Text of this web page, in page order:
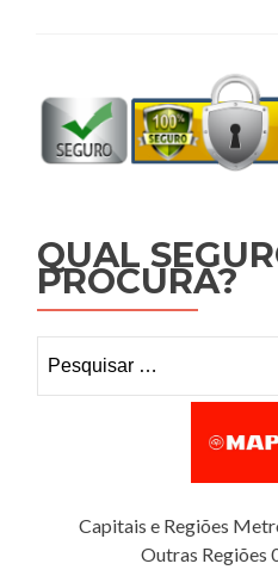
QUAL
PROCURA?
Capitais e Regiões
Outras Regiões